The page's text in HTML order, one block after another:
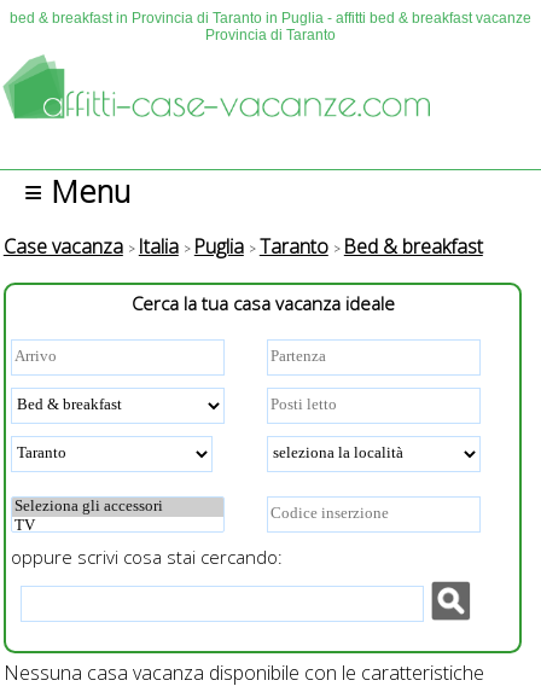
bed & breakfast in Provincia di Taranto in Puglia - affitti bed & breakfast vacanze
Provincia di Taranto
≡ Menu
Case vacanza Italia Puglia Taranto Bed & breakfast
Cerca la tua casa vacanza ideale
oppure scrivi cosa stai cercando:
Nessuna casa vacanza disponibile con le caratteristiche